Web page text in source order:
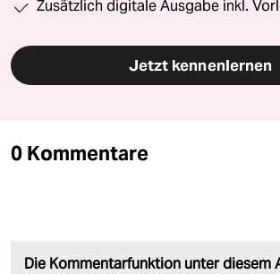
Zusätzlich digitale Ausgabe inkl.
Jetzt kennenlernen
0 Kommentare
Die Kommentarfunktion unter diesem